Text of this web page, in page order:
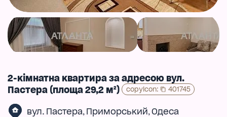
2-кімнатна квартира за адресою вул.
Пастера (площа 29,2 м²)
copyIcon: 401745
вул. Пастера, Приморський, Одеса